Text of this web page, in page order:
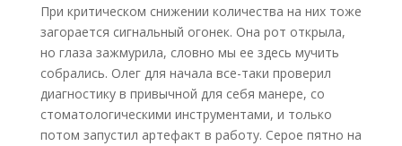
При критическом снижении количества на них тоже
загорается сигнальный огонек. Она рот открыла,
но глаза зажмурила, словно мы ее здесь мучить
собрались. Олег для начала все-таки проверил
диагностику в привычной для себя манере, со
стоматологическими инструментами, и только
потом запустил артефакт в работу. Серое пятно на